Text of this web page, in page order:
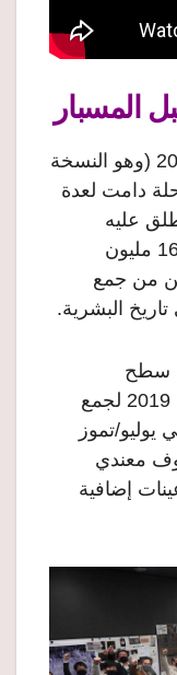
أطلق المسبار إلى الفضاء عام 2014 (وهو النسخة
دامت لعدة
عليه
ريوغو) يبعد عن الأرض أكثر من 160 مليون
من جمع
البشرية.
سطح
الكويكب، الأولى في فبراير/شباط 2019 لجمع
تموز
معندي
إضافية